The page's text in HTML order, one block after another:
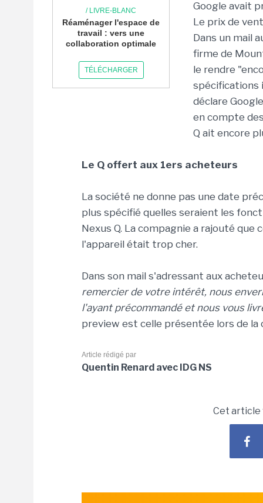
/ LIVRE-BLANC
Réaménager l'espace de
travail : vers une
collaboration optimale
TÉLÉCHARGER
Google avait
Le prix de
Dans un mail
firme de
le rendre
spécifications
déclare
en compte
Q ait encore
Le Q offert aux 1ers acheteurs
La société ne donne pas une date
plus spécifié quelles seraient les
Nexus Q. La compagnie a rajouté
l'appareil était trop cher.
Dans son mail s'adressant aux
remercier de votre intérêt, nous
l'ayant précommandé et nous vous
preview est celle présentée lors de la
Article rédigé par
Quentin Renard avec IDG NS
Cet article